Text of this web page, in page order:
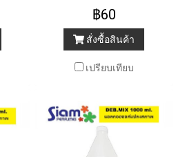
฿60
สั่งซื้อสินค้า
เปรียบเทียบ